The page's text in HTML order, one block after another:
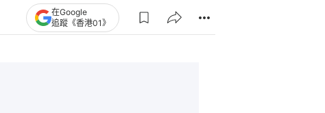
在Google
追蹤《香港01》